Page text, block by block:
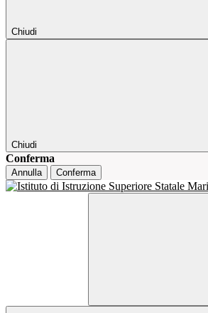
Chiudi
Chiudi
Conferma
Annulla Conferma